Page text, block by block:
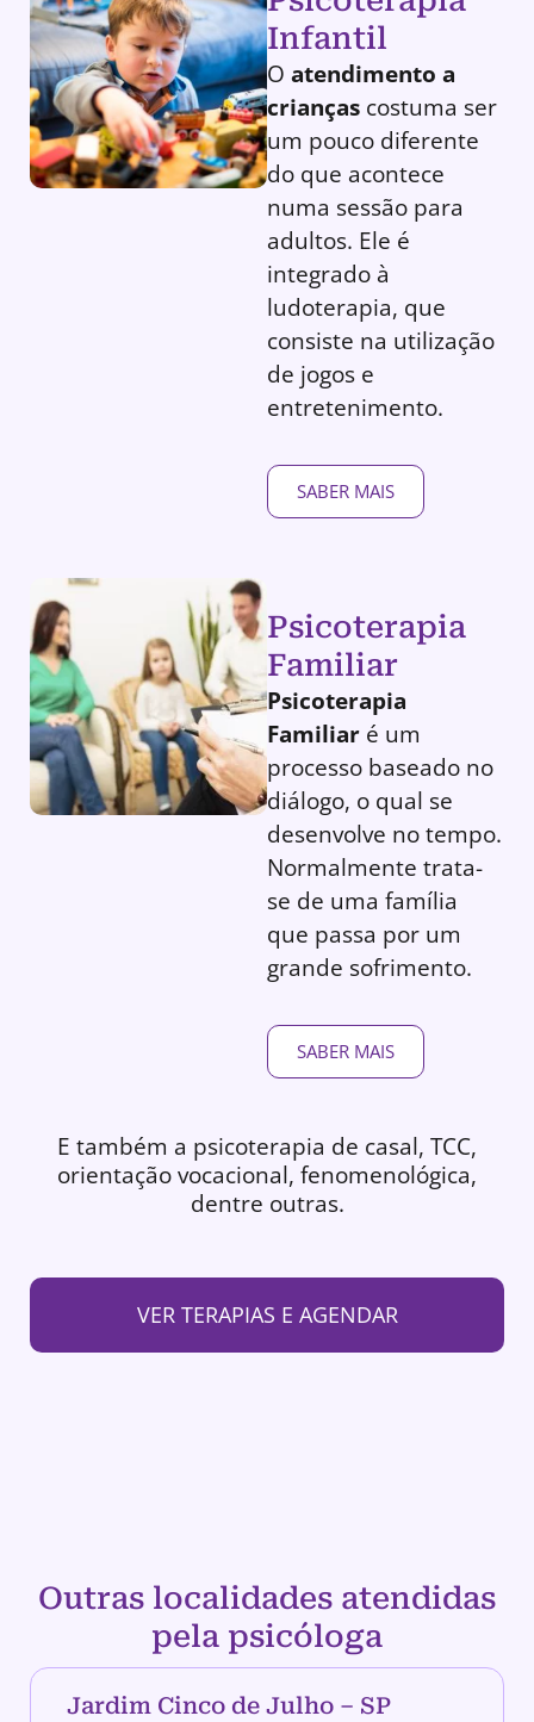
Infantil
O atendimento a
crianças costuma ser
um pouco diferente
do que acontece
numa sessão para
adultos. Ele é
integrado à
ludoterapia, que
consiste na utilização
de jogos e
entretenimento.
SABER MAIS
Psicoterapia
Familiar
Psicoterapia
Familiar é um
processo baseado no
diálogo, o qual se
desenvolve no tempo.
Normalmente trata-
se de uma família
que passa por um
grande sofrimento.
SABER MAIS
E também a psicoterapia de casal, TCC,
orientação vocacional, fenomenológica,
dentre outras.
VER TERAPIAS E AGENDAR
Outras localidades atendidas
pela psicóloga
Jardim Cinco de Julho – SP